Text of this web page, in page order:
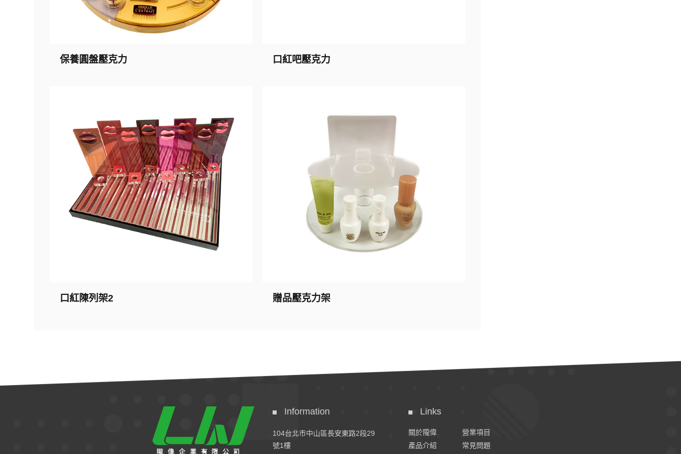
保養圓盤壓克力 口紅吧壓克力
口紅陳列架2 贈品壓克力架
Information
104台北市中山區長安東路2段29
號1樓
Links
關於隴偉
營業項目
產品介紹
常見問題